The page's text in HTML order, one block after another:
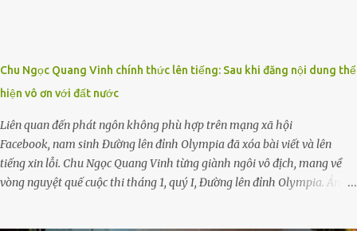
gặp nguy hiểm. Trẻ con có biết gì đâu Nhiều người cứ coi trẻ còn nhỏ
nên dù có phạm sai lầm, thì họ cũng không trách mắng. Nhưng nếu
người lớn tuổi không dạy con cẩn...
Chu Ngọc Quang Vinh chính thức lên tiếng: Sau khi đăng nội dung thể
hiện vô ơn với đất nước
Liên quan đến phát ngôn không phù hợp trên mạng xã hội
Facebook, nam sinh Đường lên đỉnh Olympia đã xóa bài viết và lên
tiếng xin lỗi. Chu Ngọc Quang Vinh từng giành ngôi vô địch, mang về
vòng nguyệt quế cuộc thi tháng 1, quý I, Đường lên đỉnh Olympia. Ảnh: